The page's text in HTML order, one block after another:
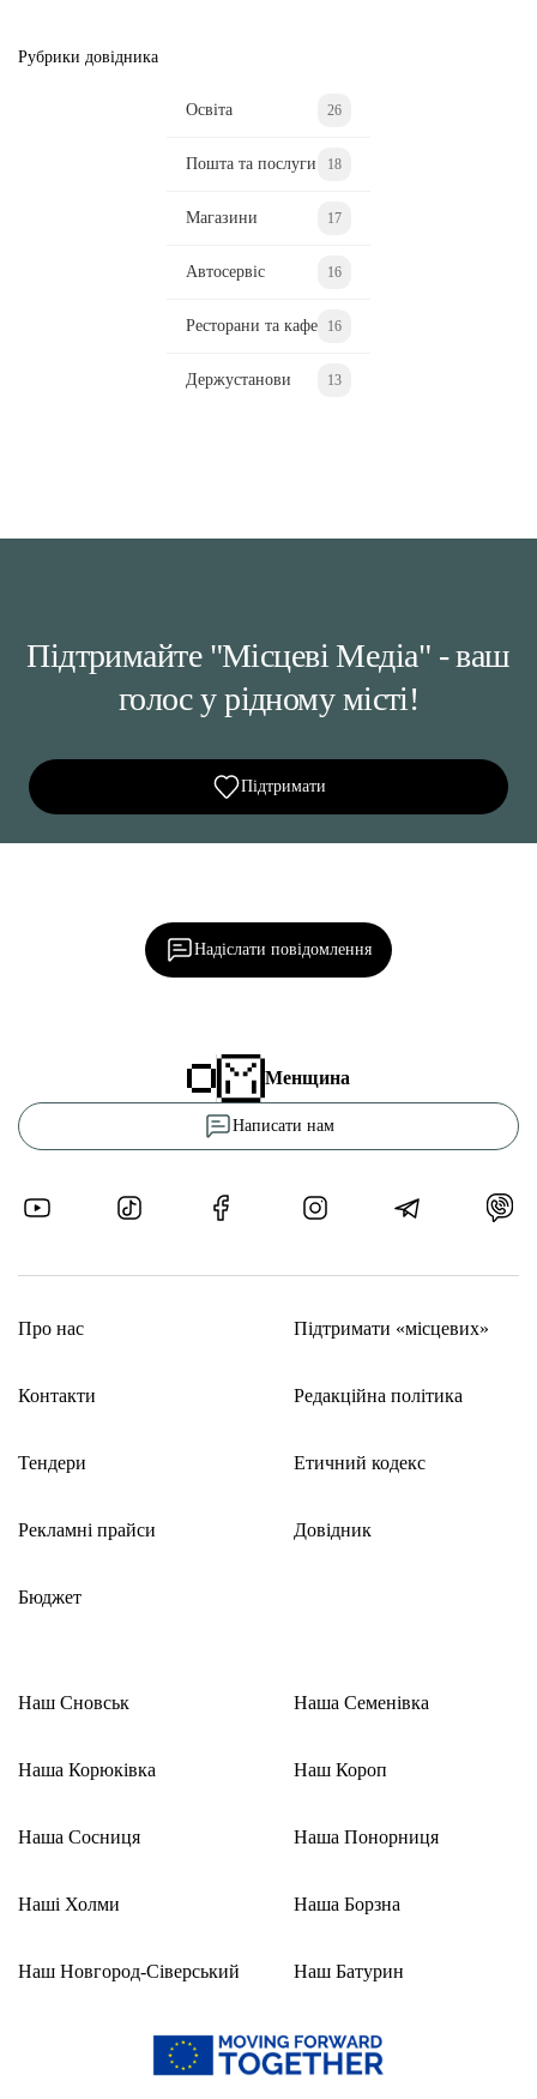
Рубрики довідника
Освіта 26
Пошта та послуги 18
Магазини 17
Автосервіс 16
Ресторани та кафе 16
Держустанови 13
Підтримайте "Місцеві Медіа" - ваш
голос у рідному місті!
Підтримати
Надіслати повідомлення
Менщина
Написати нам
Про нас
Контакти
Тендери
Рекламні прайси
Бюджет
Підтримати «місцевих»
Редакційна політика
Етичний кодекс
Довідник
Наш Сновськ
Наша Корюківка
Наша Сосниця
Наші Холми
Наш Новгород-Сіверський
Наша Семенівка
Наш Короп
Наша Понорниця
Наша Борзна
Наш Батурин